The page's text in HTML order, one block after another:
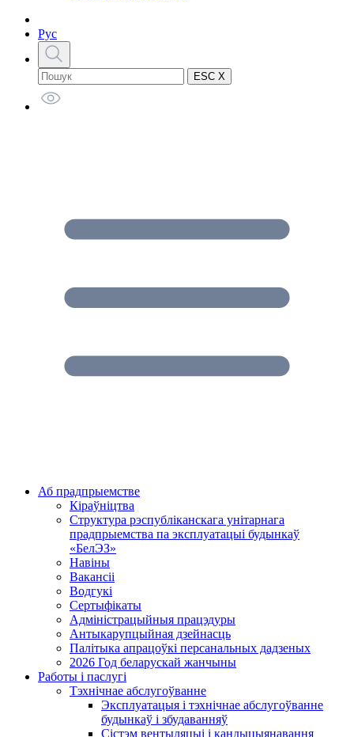
Рус
ESC X
Аб прадпрыемстве
Кіраўніцтва
Структура рэспубліканскага унітарнага
прадпрыемства па эксплуатацыі будынкаў
«БелЭЗ»
Навіны
Вакансіі
Водгукі
Сертыфікаты
Адміністрацыйныя працэдуры
Антыкарупцыйная дзейнасць
Палітыка апрацоўкі персанальных дадзеных
2026 Год беларускай жанчыны
Работы і паслугі
Тэхнічнае абслугоўванне
Эксплуатацыя і тэхнічнае абслугоўванне
будынкаў і збудаванняў
Сістэм вентыляцыі і кандыцыянавання